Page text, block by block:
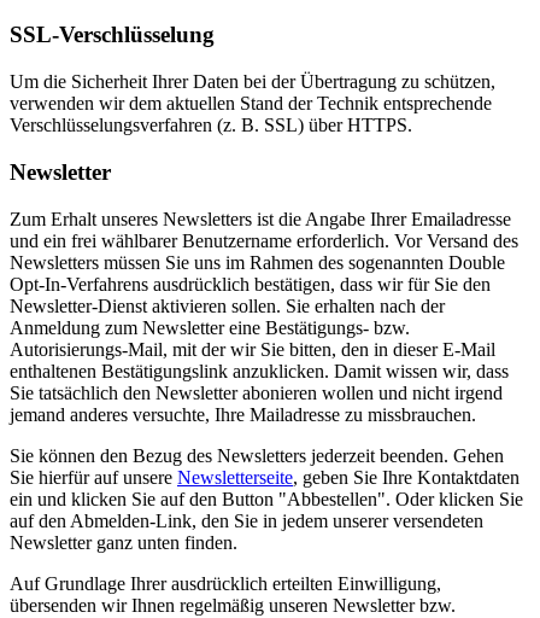
SSL-Verschlüsselung
Um die Sicherheit Ihrer Daten bei der Übertragung zu schützen,
verwenden wir dem aktuellen Stand der Technik entsprechende
Verschlüsselungsverfahren (z. B. SSL) über HTTPS.
Newsletter
Zum Erhalt unseres Newsletters ist die Angabe Ihrer Emailadresse
und ein frei wählbarer Benutzername erforderlich. Vor Versand des
Newsletters müssen Sie uns im Rahmen des sogenannten Double
Opt-In-Verfahrens ausdrücklich bestätigen, dass wir für Sie den
Newsletter-Dienst aktivieren sollen. Sie erhalten nach der
Anmeldung zum Newsletter eine Bestätigungs- bzw.
Autorisierungs-Mail, mit der wir Sie bitten, den in dieser E-Mail
enthaltenen Bestätigungslink anzuklicken. Damit wissen wir, dass
Sie tatsächlich den Newsletter abonieren wollen und nicht irgend
jemand anderes versuchte, Ihre Mailadresse zu missbrauchen.
Sie können den Bezug des Newsletters jederzeit beenden. Gehen
Sie hierfür auf unsere Newsletterseite, geben Sie Ihre Kontaktdaten
ein und klicken Sie auf den Button "Abbestellen". Oder klicken Sie
auf den Abmelden-Link, den Sie in jedem unserer versendeten
Newsletter ganz unten finden.
Auf Grundlage Ihrer ausdrücklich erteilten Einwilligung,
übersenden wir Ihnen regelmäßig unseren Newsletter bzw.